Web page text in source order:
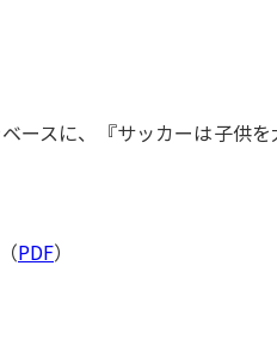
ースに、『サッカーは子供
PDF）